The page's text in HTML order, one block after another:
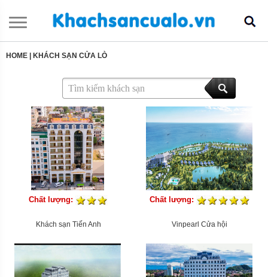
HOME| KHÁCH SẠN CỬA LÒ
Chất lượng:
Khách sạn Tiến Anh
Chất lượng:
Vinpearl Cửa hội